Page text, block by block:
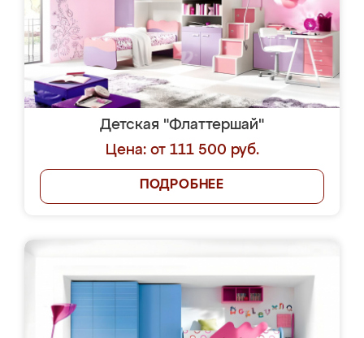
Детская "Флаттершай"
Цена: от 111 500 руб.
ПОДРОБНЕЕ